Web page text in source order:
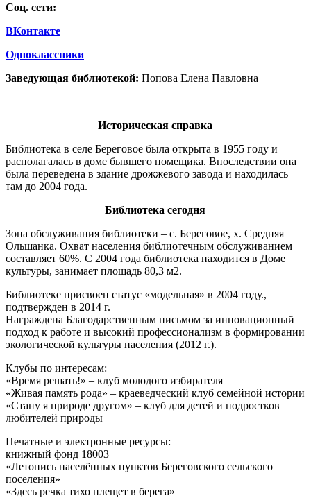
Соц. сети:
ВКонтакте
Одноклассники
Заведующая библиотекой: Попова Елена Павловна
Историческая справка
Библиотека в селе Береговое была открыта в 1955 году и
располагалась в доме бывшего помещика. Впоследствии она
была переведена в здание дрожжевого завода и находилась
там до 2004 года.
Библиотека сегодня
Зона обслуживания библиотеки – с. Береговое, х. Средняя
Ольшанка. Охват населения библиотечным обслуживанием
составляет 60%. С 2004 года библиотека находится в Доме
культуры, занимает площадь 80,3 м2.
Библиотеке присвоен статус «модельная» в 2004 году.,
подтвержден в 2014 г.
Награждена Благодарственным письмом за инновационный
подход к работе и высокий профессионализм в формировании
экологической культуры населения (2012 г.).
Клубы по интересам:
«Время решать!» – клуб молодого избирателя
«Живая память рода» – краеведческий клуб семейной истории
«Стану я природе другом» – клуб для детей и подростков
любителей природы
Печатные и электронные ресурсы:
книжный фонд 18003
«Летопись населённых пунктов Береговского сельского
поселения»
«Здесь речка тихо плещет в берега»